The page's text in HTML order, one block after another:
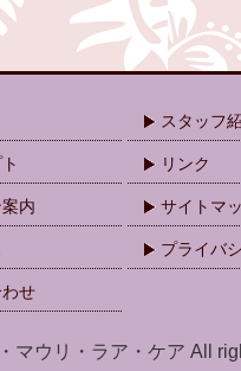
内
せ
スタッフ
リンク
サイトマ
プライバ
マウリ・ラア・ケア All